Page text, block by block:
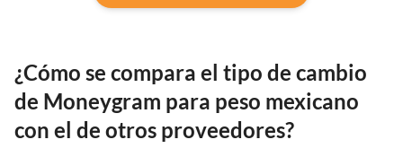
¿Cómo se compara el tipo de cambio
de Moneygram para peso mexicano
con el de otros proveedores?